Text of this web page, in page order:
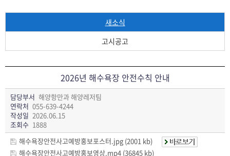
새소식
고시공고
2026년 해수욕장 안전수칙 안내
담당부서 해양항만과 해양레저팀
연락처 055-639-4244
작성일 2026.06.15
조회수 1888
해수욕장안전사고예방홍보포스터.jpg (2001 kb)
해수욕장안전사고예방홍보영상.mp4 (36845 kb)